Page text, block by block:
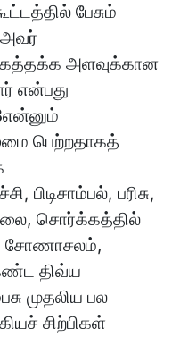
பேசும்
அவர்
அளவுக்கான
என்பது
பெற்றதாகத்
பரிசு,
சொர்க்கத்தில்
சோணாசலம்,
திவ்ய
முதலிய பல
சிற்பிகள்